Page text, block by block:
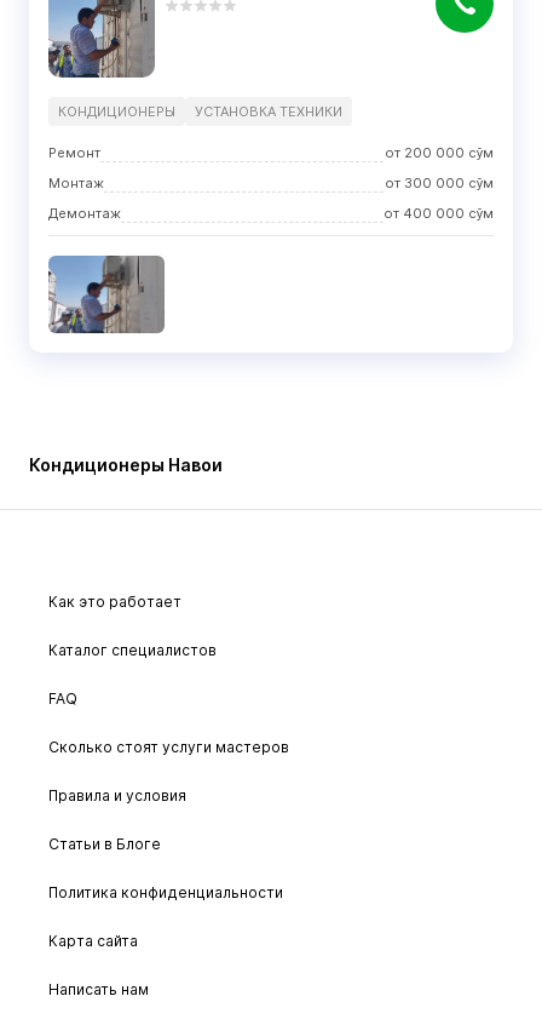
КОНДИЦИОНЕРЫ УСТАНОВКА ТЕХНИКИ
Ремонт от 200 000 сўм
Монтаж
от 300 000 сўм
Демонтаж
от 400 000 сўм
Кондиционеры Навои
Как это работает
Каталог специалистов
FAQ
Сколько стоят услуги мастеров
Правила и условия
Статьи в Блоге
Политика конфиденциальности
Карта сайта
Написать нам